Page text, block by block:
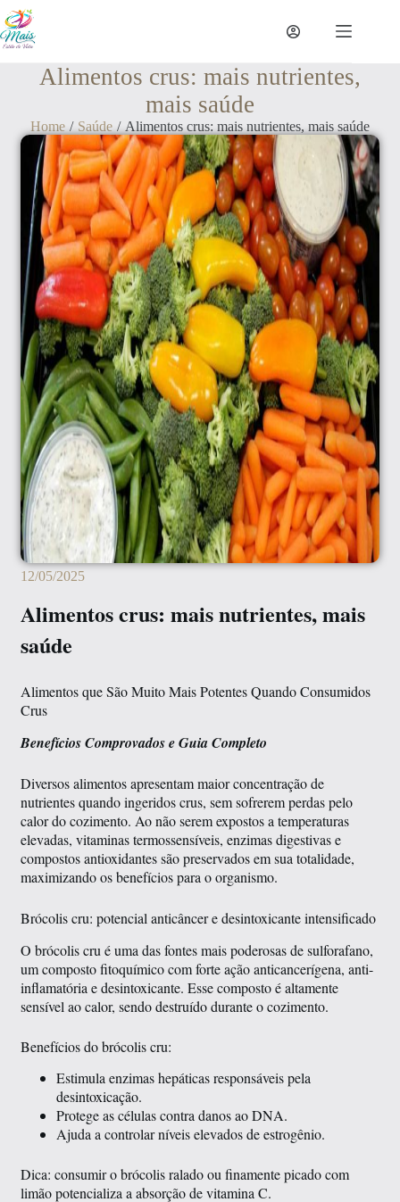
Alimentos crus: mais nutrientes,
mais saúde
Home / Saúde / Alimentos crus: mais nutrientes, mais saúde
12/05/2025
Alimentos crus: mais nutrientes, mais
saúde
Alimentos que São Muito Mais Potentes Quando Consumidos
Crus
Benefícios Comprovados e Guia Completo
Diversos alimentos apresentam maior concentração de
nutrientes quando ingeridos crus, sem sofrerem perdas pelo
calor do cozimento. Ao não serem expostos a temperaturas
elevadas, vitaminas termossensíveis, enzimas digestivas e
compostos antioxidantes são preservados em sua totalidade,
maximizando os benefícios para o organismo.
Brócolis cru: potencial anticâncer e desintoxicante intensificado
O brócolis cru é uma das fontes mais poderosas de sulforafano,
um composto fitoquímico com forte ação anticancerígena, anti-
inflamatória e desintoxicante. Esse composto é altamente
sensível ao calor, sendo destruído durante o cozimento.
Benefícios do brócolis cru:
Estimula enzimas hepáticas responsáveis pela
desintoxicação.
Protege as células contra danos ao DNA.
Ajuda a controlar níveis elevados de estrogênio.
Dica: consumir o brócolis ralado ou finamente picado com
limão potencializa a absorção de vitamina C.